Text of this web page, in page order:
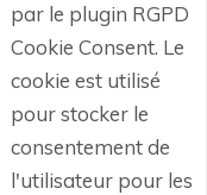
par le plugin RGPD
Cookie Consent. Le
cookie est utilisé
pour stocker le
consentement de
l'utilisateur pour les